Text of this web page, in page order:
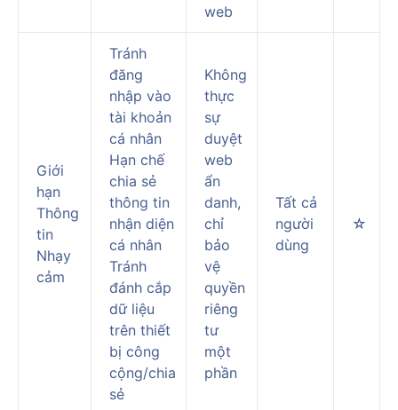
web
Giới
hạn
Thông
tin
Nhạy
cảm
Tránh
đăng
nhập vào
tài khoản
cá nhân
Hạn chế
chia sẻ
thông tin
nhận diện
cá nhân
Tránh
đánh cắp
dữ liệu
trên thiết
bị công
cộng/chia
sẻ
Không
thực
sự
duyệt
web
ẩn
danh,
chỉ
bảo
vệ
quyền
riêng
tư
một
phần
Tất cả
người
dùng
☆